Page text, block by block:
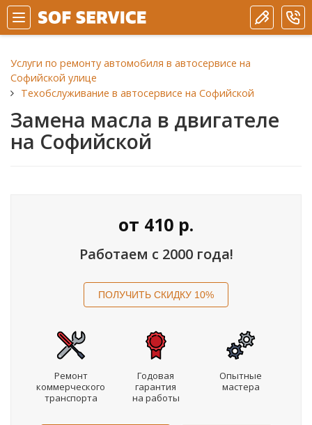
Услуги по ремонту автомобиля в автосервисе на
Софийской улице
Техобслуживание в автосервисе на Софийской
Замена масла в двигателе
на Софийской
от 410 р.
Работаем с 2000 года!
Ремонт
коммерческого
транспорта
Годовая
гарантия
на работы
Опытные
мастера